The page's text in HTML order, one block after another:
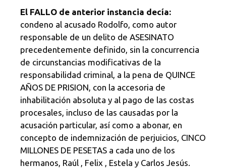
El FALLO de anterior instancia decía:
condeno al acusado Rodolfo, como autor
responsable de un delito de ASESINATO
precedentemente definido, sin la concurrencia
de circunstancias modificativas de la
responsabilidad criminal, a la pena de QUINCE
AÑOS DE PRISION, con la accesoria de
inhabilitación absoluta y al pago de las costas
procesales, incluso de las causadas por la
acusación particular, así como a abonar, en
concepto de indemnización de perjuicios, CINCO
MILLONES DE PESETAS a cada uno de los
hermanos, Raúl , Felix , Estela y Carlos Jesús.